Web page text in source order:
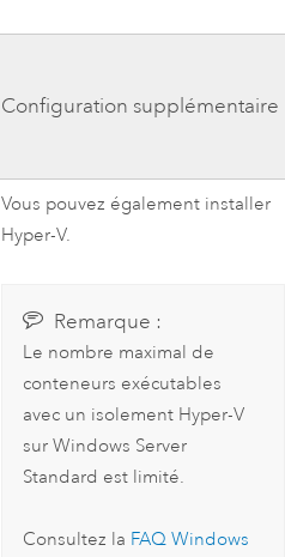
Configuration supplémentaire
Vous pouvez également installer
Hyper-V.
Remarque :
Le nombre maximal de
conteneurs exécutables
avec un isolement Hyper-V
surWindows Server
Standard est limité.
Consultez la FAQWindows